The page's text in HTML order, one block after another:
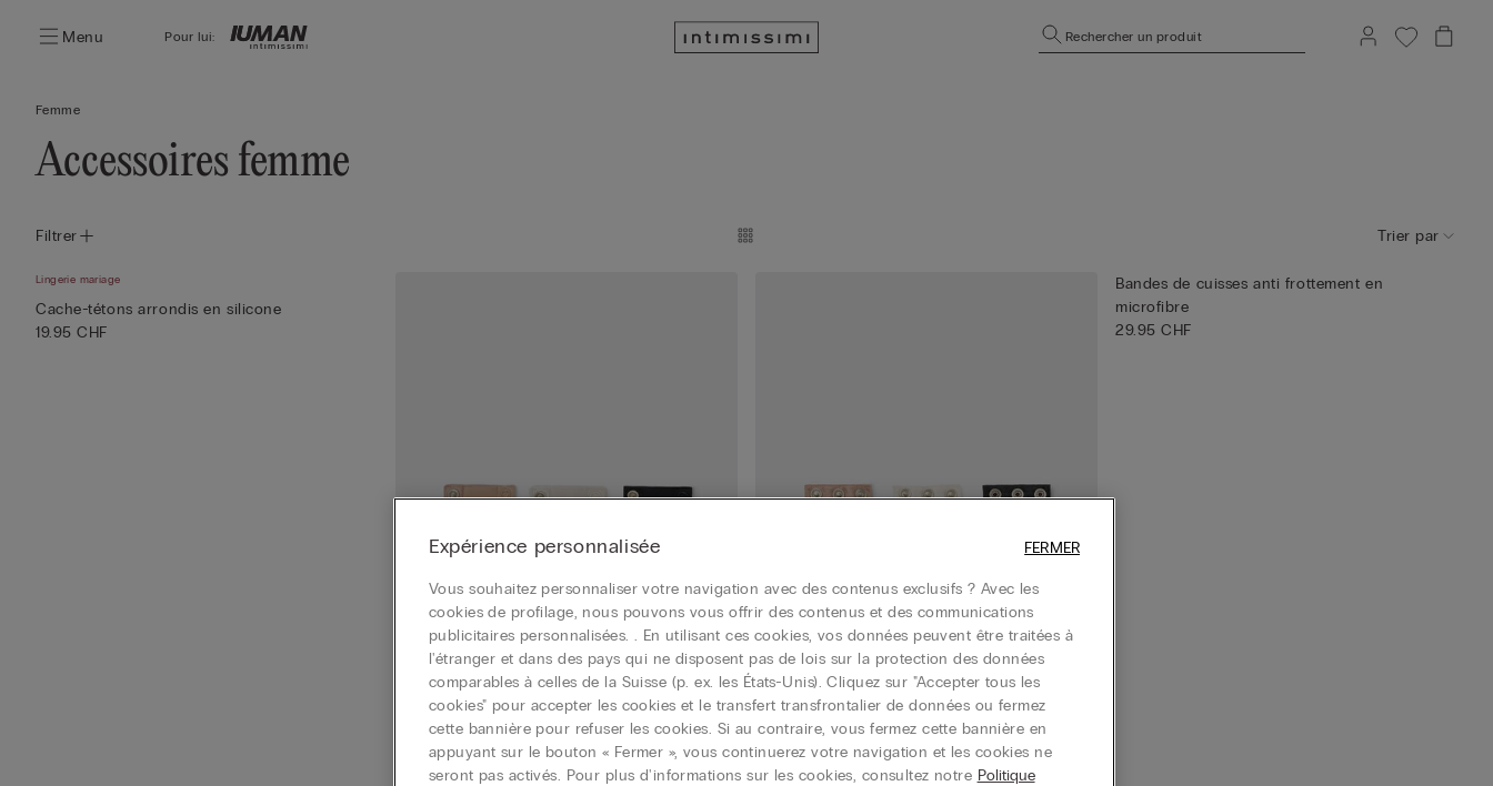
Menu Pour lui: Rechercher un produit
Femme
Accessoires femme
Filtrer Trier par
Lingerie mariage
Cache-tétons arrondis en silicone
19.95 CHF
Bandes de cuisses anti frottement en
microfibre
29.95 CHF
Expérience personnalisée
Vous souhaitez personnaliser votre navigation avec des contenus exclusifs ? Avec les
cookies de profilage, nous pouvons vous offrir des contenus et des communications
publicitaires personnalisées. . En utilisant ces cookies, vos données peuvent être traitées à
l'étranger et dans des pays qui ne disposent pas de lois sur la protection des données
comparables à celles de la Suisse (p. ex. les États-Unis). Cliquez sur "Accepter tous les
cookies" pour accepter les cookies et le transfert transfrontalier de données ou fermez
cette bannière pour refuser les cookies. Si au contraire, vous fermez cette bannière en
appuyant sur le bouton « Fermer », vous continuerez votre navigation et les cookies ne
seront pas activés. Pour plus d'informations sur les cookies, consultez notre Politique
FERMER